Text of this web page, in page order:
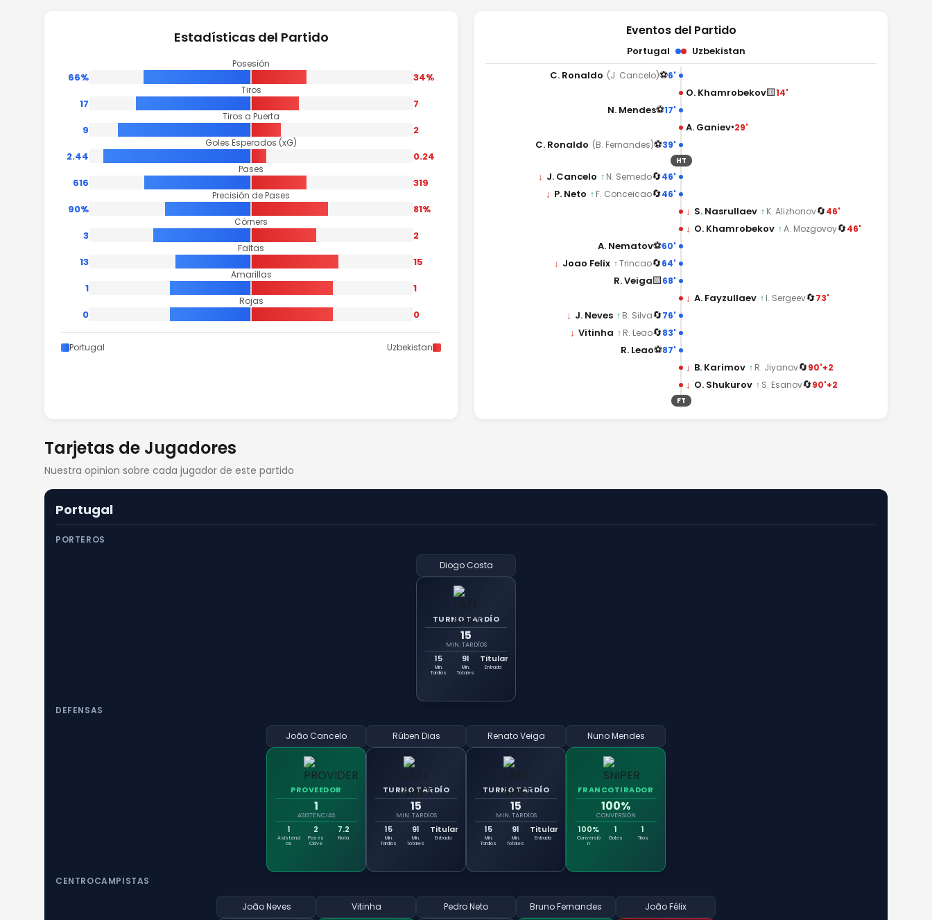
Estadísticas del Partido
Posesión
66% 34%
Tiros
17 7
Tiros a Puerta
9 2
Goles Esperados (xG)
2.44 0.24
Pases
616 319
Precisión de Pases
90% 81%
Córners
3 2
Faltas
13 15
Amarillas
1 1
Rojas
0 0
Portugal Uzbekistan
Eventos del Partido
Portugal Uzbekistan
6'
⚽
C. Ronaldo (J. Cancelo)
O. Khamrobekov🟨14'
17'
⚽
N. Mendes
A. Ganiev•29'
39'
⚽
C. Ronaldo (B. Fernandes)
HT
46'
🔄
↓ J. Cancelo ↑ N. Semedo
46'
🔄
↓ P. Neto ↑ F. Conceicao
↓ S. Nasrullaev ↑ K. Alizhonov🔄46'
↓ O. Khamrobekov ↑A. Mozgovoy🔄46'
60'
⚽
A. Nematov
64'
🔄
↓ Joao Felix ↑Trincao
68'
🟨
R. Veiga
↓ A. Fayzullaev ↑ I. Sergeev🔄73'
76'
🔄
↓ J. Neves ↑ B. Silva
83'
🔄
↓ Vitinha ↑ R. Leao
87'
⚽
R. Leao
↓ B. Karimov ↑ R. Jiyanov🔄90'+2
↓ O. Shukurov ↑ S. Esanov🔄90'+2
FT
Tarjetas de Jugadores
Nuestra opinion sobre cada jugador de este partido
Portugal
PORTEROS
Diogo Costa
TURNO TARDÍO
15
MIN. TARDÍOS
15
Min.
Tardíos
91
Min.
Totales
Titular
Entrada
DEFENSAS
João Cancelo
PROVEEDOR
1
ASISTENCIAS
1
Asistenci
as
2
Pases
Clave
7.2
Nota
Rúben Dias
TURNO TARDÍO
15
MIN. TARDÍOS
15
Min.
Tardíos
91
Min.
Totales
Titular
Entrada
Renato Veiga
TURNO TARDÍO
15
MIN. TARDÍOS
15
Min.
Tardíos
91
Min.
Totales
Titular
Entrada
Nuno Mendes
FRANCOTIRADOR
100%
CONVERSIÓN
100%
Conversió
n
1
Goles
1
Tiros
CENTROCAMPISTAS
João Neves Vitinha Pedro Neto Bruno Fernandes João Félix